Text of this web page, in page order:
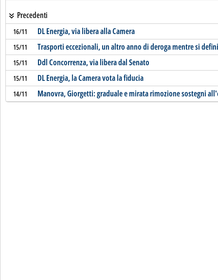
Precedenti
16/11 DL Energia, via libera alla Camera
15/11 Trasporti eccezionali, un altro anno di deroga mentre si
15/11 Ddl Concorrenza, via libera dal Senato
15/11 DL Energia, la Camera vota la fiducia
14/11 Manovra, Giorgetti: graduale e mirata rimozione sostegni